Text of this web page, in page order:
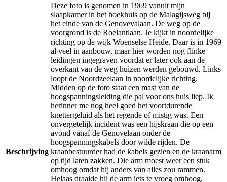
Beschrijving
Deze foto is genomen in 1969 vanuit mijn
slaapkamer in het hoekhuis op de Malagijsweg bij
het einde van de Genovevalaan. De weg op de
voorgrond is de Roelantlaan. Je kijkt in noordelijke
richting op de wijk Woenselse Heide. Daar is in 1969
al veel in aanbouw, maar hier worden nog flinke
leidingen ingegraven voordat er later ook aan de
overkant van de weg huizen werden gebouwd. Links
loopt de Noordzeelaan in noordelijke richting.
Midden op de foto staat een mast van de
hoogspanningsleiding die pal voor ons huis liep. Ik
herinner me nog heel goed het voortdurende
knettergeluid als het regende of mistig was. Een
onvergetelijk incident was een hijskraan die op een
avond vanaf de Genovelaan onder de
hoogspanningskabels door wilde rijden. De
kraanbestuurder had de kabels gezien en de kraanarm
op tijd laten zakken. Die arm moest weer een stuk
omhoog omdat hij anders van alles zou rammen.
Helaas draaide hij de arm iets te vroeg omhoog,